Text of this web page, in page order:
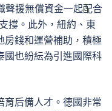
聲援無償資金一起配合
撐。此外，紐約、東
房錢和運營補助，積極
國也紛紜為引進國際科
育后備人才。德國非常